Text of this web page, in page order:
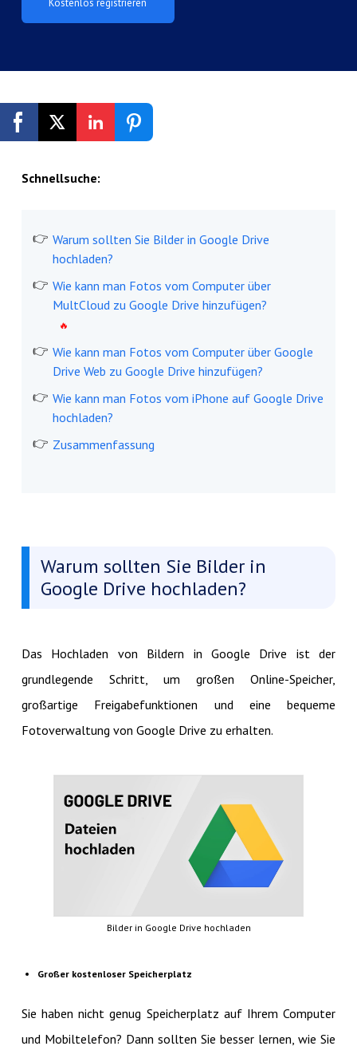
Schnellsuche:
Warum sollten Sie Bilder in Google Drive
hochladen?
Wie kann man Fotos vom Computer über
MultCloud zu Google Drive hinzufügen?
Wie kann man Fotos vom Computer über Google
Drive Web zu Google Drive hinzufügen?
Wie kann man Fotos vom iPhone auf Google Drive
hochladen?
Zusammenfassung
Warum sollten Sie Bilder in
Google Drive hochladen?
Das Hochladen von Bildern in Google Drive ist der
grundlegende Schritt, um großen Online-Speicher,
großartige Freigabefunktionen und eine bequeme
Fotoverwaltung von Google Drive zu erhalten.
Bilder in Google Drive hochladen
Großer kostenloser Speicherplatz
Sie haben nicht genug Speicherplatz auf Ihrem Computer
und Mobiltelefon? Dann sollten Sie besser lernen, wie Sie